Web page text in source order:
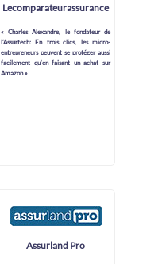
Lecomparateurassurance
« Charles Alexandre, le fondateur de
l’Assurtech: En trois clics, les micro-
entrepreneurs peuvent se protéger aussi
facilement qu’en faisant un achat sur
Amazon »
Assurland Pro